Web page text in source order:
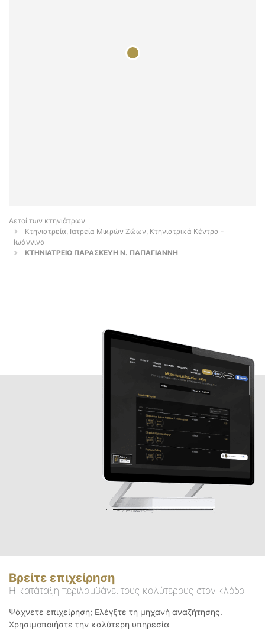
Αετοί των κτηνιάτρων
Κτηνιατρεία, Ιατρεία Μικρών Ζώων, Κτηνιατρικά Κέντρα -
Ιωάννινα
ΚΤΗΝΙΑΤΡΕΙΟ ΠΑΡΑΣΚΕΥΗ Ν. ΠΑΠΑΓΙΑΝΝΗ
Βρείτε επιχείρηση
Η κατάταξη περιλαμβάνει τους καλύτερους στον κλάδο
Ψάχνετε επιχείρηση; Ελέγξτε τη μηχανή αναζήτησης.
Χρησιμοποιήστε την καλύτερη υπηρεσία